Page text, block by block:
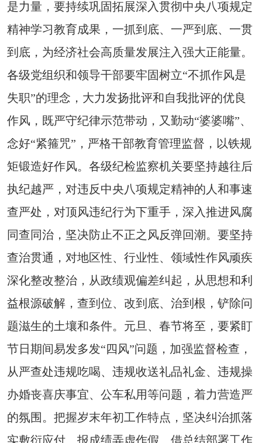
是力量，要持续巩固拓展深入贯彻中央八项规定
精神学习教育成果，一抓到底、一严到底、一贯
到底，为经济社会高质量发展注入强大正能量。
各级党组织和领导干部要牢固树立“不抓作风是
失职”的理念，大力发扬批评和自我批评的优良
作风，既严守纪律示范带动，又勤动“婆婆嘴”、
念好“紧箍咒”，严格干部教育管理监督，以铁规
矩锻造好作风。各级纪检监察机关要坚持越往后
执纪越严，对违反中央八项规定精神的人和事速
查严处，对顶风违纪行为下重手，深入推进风腐
同查同治，坚决防止不正之风反弹回潮。要坚持
查治贯通，对地区性、行业性、领域性作风顽疾
深化整改整治，从政绩观偏差纠起，从思想和利
益根源破解，查到位、改到底、治到根，铲除问
题滋生的土壤和条件。元旦、春节将至，要紧盯
节日期间易发多发“四风”问题，加强监督检查，
从严查处违规吃喝、违规收送礼品礼金、违规操
办婚丧喜庆事宜、公车私用等问题，着力营造严
的氛围。把握岁末年初工作特点，坚决纠治抓落
实敷衍应付、报成绩弄虚作假、借总结部署工作